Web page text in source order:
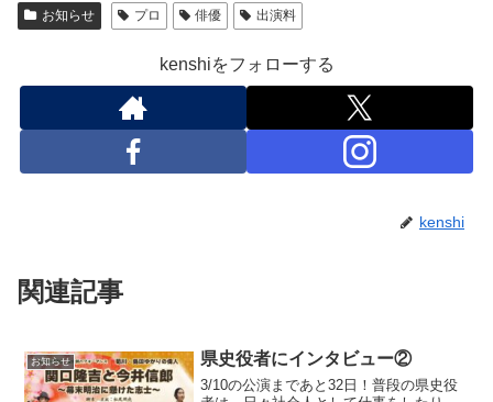
お知らせ プロ 俳優 出演料
kenshiをフォローする
kenshi
関連記事
お知らせ 県史役者にインタビュー②
3/10の公演まであと32日！普段の県史役